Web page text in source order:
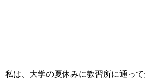
私は、大学の夏休みに教習所に通って